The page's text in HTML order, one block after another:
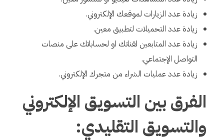
زيادة عدد الزيارات لموقعك الإلكتروني.
زيادة عدد التحميلات لتطبيق معين.
زيادة عدد المتابعين لقناتك او لحساباتك على منصات
التواصل الإجتماعي.
زيادة عدد عمليات الشراء من متجرك الإلكتروني.
الفرق بين التسويق الإلكتروني
والتسويق التقليدي: